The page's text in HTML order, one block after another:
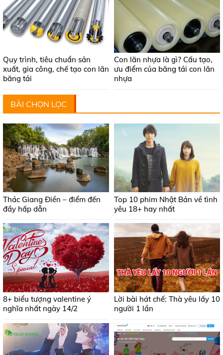
Quy trình, tiêu chuẩn sản
xuất, gia công, chế tạo con lăn
băng tải
Con lăn nhựa là gì? Cấu tạo,
ưu điểm của băng tải con lăn
nhựa
BÀI CHỌN LỌC
Thác Giang Điền – điểm đến
đầy hấp dẫn
Top 10 phim Nhật Bản về tình
yêu 18+ hay nhất
8+ biểu tượng valentine ý
nghĩa nhất ngày 14/2
Lời bài hát chế: Thà yêu lấy 10
người 1 lần